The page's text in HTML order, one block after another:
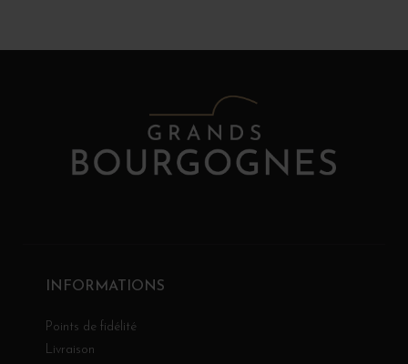
INFORMATIONS
Points de fidélité
Livraison